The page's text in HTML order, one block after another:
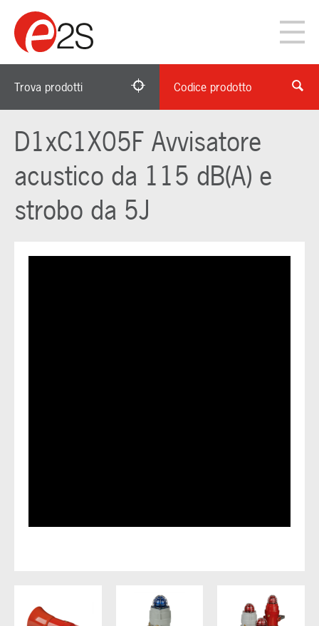
Trova prodotti Codice prodotto
D1xC1X05F Avvisatore
acustico da 115 dB(A) e
strobo da 5J